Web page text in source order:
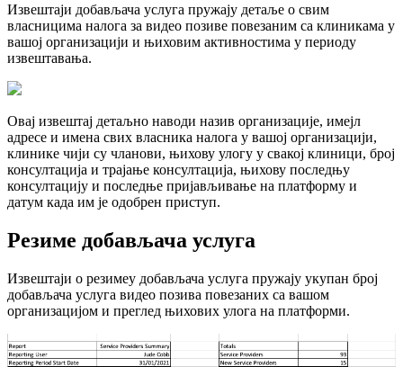
Извештаји добављача услуга пружају детаље о свим
власницима налога за видео позиве повезаним са клиникама у
вашој организацији и њиховим активностима у периоду
извештавања.
Овај извештај детаљно наводи назив организације, имејл
адресе и имена свих власника налога у вашој организацији,
клинике чији су чланови, њихову улогу у свакој клиници, број
консултација и трајање консултација, њихову последњу
консултацију и последње пријављивање на платформу и
датум када им је одобрен приступ.
Резиме добављача услуга
Извештаји о резимеу добављача услуга пружају укупан број
добављача услуга видео позива повезаних са вашом
организацијом и преглед њихових улога на платформи.